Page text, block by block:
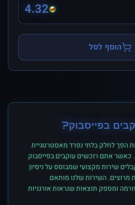
4.32
הוסף לסל
בפייסבוק?
הפך לחלק בלתי נפרד מאסטרטגיית
כאשר אתם רוכשים עוקביםבפייסבוק
שירות מקצועי שמבוסס על ניסיון
מרוצים. השירות שלנו מותאם
ומספק תוצאות שנראות אורגניות